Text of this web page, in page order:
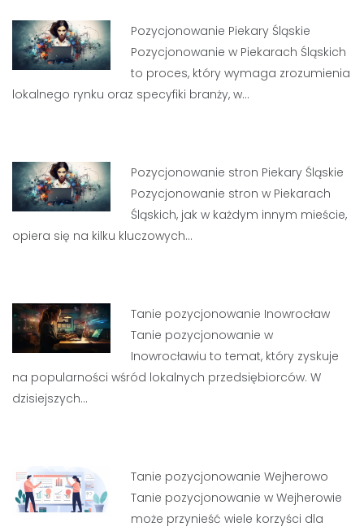
Pozycjonowanie Piekary Śląskie
Pozycjonowanie w Piekarach Śląskich
to proces, który wymaga zrozumienia
lokalnego rynku oraz specyfiki branży, w…
Pozycjonowanie stron Piekary Śląskie
Pozycjonowanie stron w Piekarach
Śląskich, jak w każdym innym mieście,
opiera się na kilku kluczowych…
Tanie pozycjonowanie Inowrocław
Tanie pozycjonowanie w
Inowrocławiu to temat, który zyskuje
na popularności wśród lokalnych przedsiębiorców. W
dzisiejszych…
Tanie pozycjonowanie Wejherowo
Tanie pozycjonowanie w Wejherowie
może przynieść wiele korzyści dla